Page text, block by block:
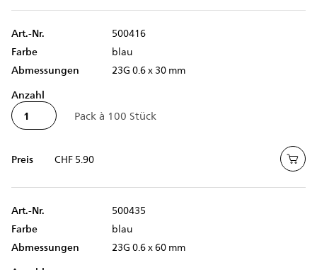
Art.-Nr.
500416
Farbe
blau
Abmessungen
23G 0.6 x 30 mm
Anzahl
Preis CHF 5.90
Art.-Nr.
500435
Farbe
blau
Abmessungen
23G 0.6 x 60 mm